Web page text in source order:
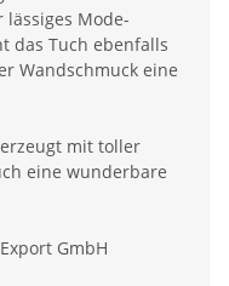
Mode-
das Tuch ebenfalls
Wandschmuck eine
mit toller
eine wunderbare
GmbH